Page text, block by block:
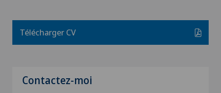
Télécharger CV
Contactez-moi